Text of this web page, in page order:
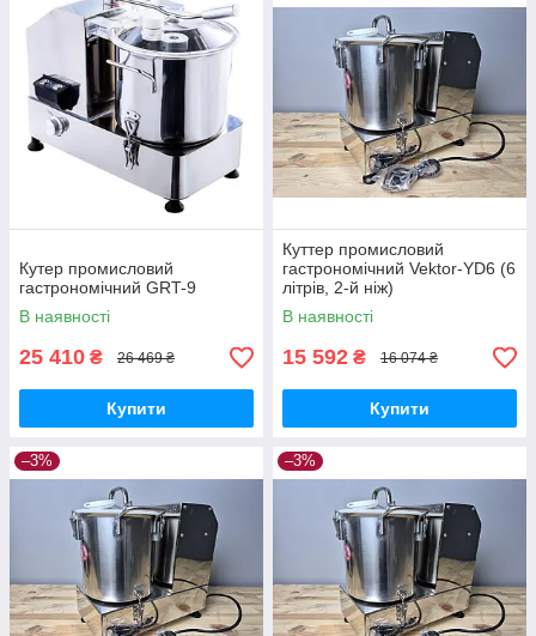
Кутер промисловий
гастрономічний GRT-9
В наявності
25 410 ₴ 26 469 ₴
Купити
Куттер промисловий
гастрономічний Vektor-YD6 (6
літрів, 2-й ніж)
В наявності
15 592 ₴ 16 074 ₴
Купити
–3% –3%